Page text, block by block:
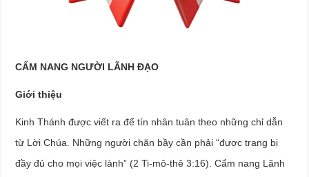
CẨM NANG NGƯỜI LÃNH ĐẠO
Giới thiệu
Kinh Thánh được viết ra để tín nhân tuân theo những chỉ dẫn
từ Lời Chúa. Những người chăn bầy cần phải “được trang bị
đầy đủ cho mọi việc lành” (2 Ti-mô-thê 3:16). Cẩm nang Lãnh